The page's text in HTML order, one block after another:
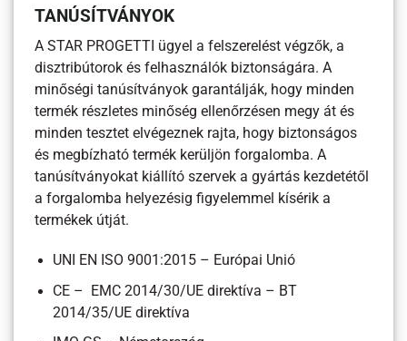
TANÚSÍTVÁNYOK
A STAR PROGETTI ügyel a felszerelést végzők, a
disztribútorok és felhasználók biztonságára. A
minőségi tanúsítványok garantálják, hogy minden
termék részletes minőség ellenőrzésen megy át és
minden tesztet elvégeznek rajta, hogy biztonságos
és megbízható termék kerüljön forgalomba. A
tanúsítványokat kiállító szervek a gyártás kezdetétől
a forgalomba helyezésig figyelemmel kísérik a
termékek útját.
UNI EN ISO 9001:2015 – Európai Unió
CE – EMC 2014/30/UE direktíva – BT
2014/35/UE direktíva